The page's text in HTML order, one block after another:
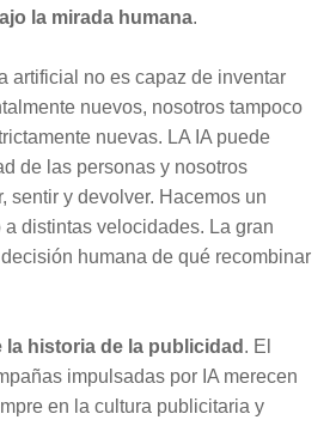
la mirada humana.
artificial no es capaz de inventar
nuevos, nosotros tampoco
nuevas. LA IA puede
de las personas y nosotros
sentir y devolver. Hacemos un
a distintas velocidades. La gran
humana de qué recombinar
la historia de la publicidad . El
impulsadas por IA merecen
en la cultura publicitaria y